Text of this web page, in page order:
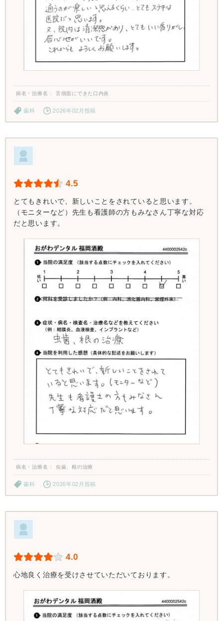
病名・治療名 舌側面にできた口内炎
歯科 2026年02月投稿
4.5
とてもきれいで、新しいことをされていると思います。
（モニターなど）先生も看護師の方もみなさん丁寧な対応
だと思います。
病名・治療名 虫歯、根の治療
歯科 2026年02月投稿
4.0
心地良く治療を受けさせていただいております。